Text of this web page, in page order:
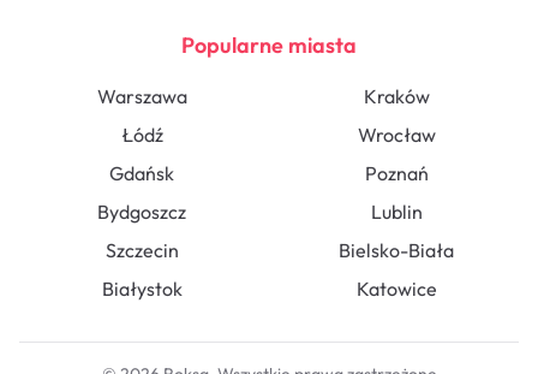
Popularne miasta
Warszawa
Kraków
Łódź
Wrocław
Gdańsk
Poznań
Bydgoszcz
Lublin
Szczecin
Bielsko-Biała
Białystok
Katowice